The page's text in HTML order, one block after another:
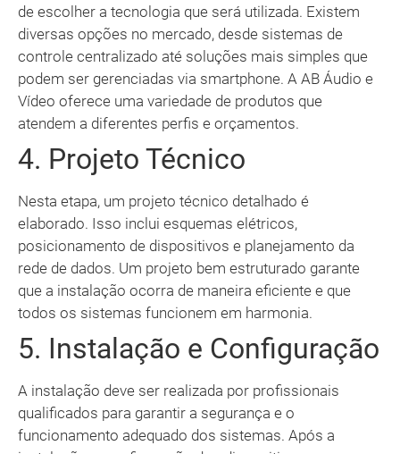
de escolher a tecnologia que será utilizada. Existem
diversas opções no mercado, desde sistemas de
controle centralizado até soluções mais simples que
podem ser gerenciadas via smartphone. A AB Áudio e
Vídeo oferece uma variedade de produtos que
atendem a diferentes perfis e orçamentos.
4. Projeto Técnico
Nesta etapa, um projeto técnico detalhado é
elaborado. Isso inclui esquemas elétricos,
posicionamento de dispositivos e planejamento da
rede de dados. Um projeto bem estruturado garante
que a instalação ocorra de maneira eficiente e que
todos os sistemas funcionem em harmonia.
5. Instalação e Configuração
A instalação deve ser realizada por profissionais
qualificados para garantir a segurança e o
funcionamento adequado dos sistemas. Após a